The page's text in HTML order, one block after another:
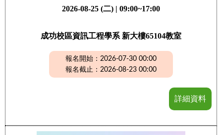
2026-08-25 (二) | 09:00~17:00
成功校區資訊工程學系 新大樓65104教室
報名開始：2026-07-30 00:00
報名截止：2026-08-23 00:00
詳細資料